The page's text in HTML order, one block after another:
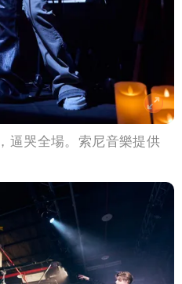
逼哭全場。索尼音樂提供